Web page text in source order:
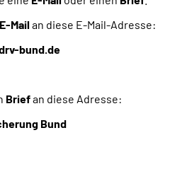
E-Mailan diese E-Mail-Adresse:
bund.de
Briefan diese Adresse:
Bund